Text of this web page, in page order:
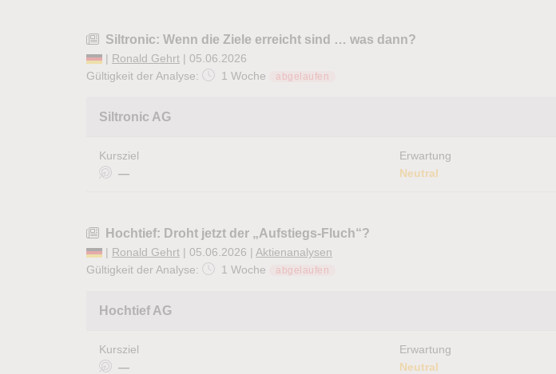
Siltronic: Wenn die Ziele erreicht sind … was dann?
| Ronald Gehrt | 05.06.2026
Gültigkeit der Analyse:
1 Woche abgelaufen
Siltronic AG
Kursziel
—
Erwartung
Neutral
Hochtief: Droht jetzt der „Aufstiegs-Fluch“?
| Ronald Gehrt | 05.06.2026 | Aktienanalysen
Gültigkeit der Analyse:
1 Woche abgelaufen
Hochtief AG
Kursziel
—
Erwartung
Neutral